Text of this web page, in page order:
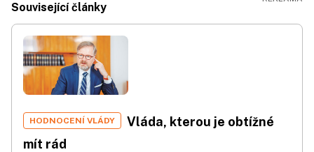
Související články
HODNOCENÍ VLÁDY
Vláda, kterou je obtížné
mít rád